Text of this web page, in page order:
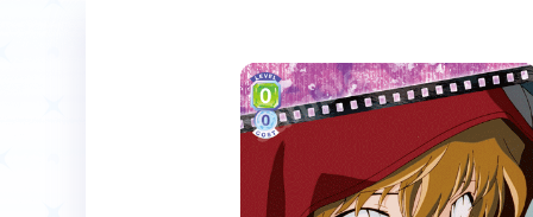
Event
イベント